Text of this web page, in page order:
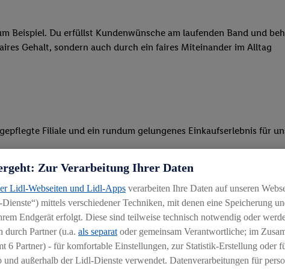
Beispiel. Du erfüllst Kundenwünsche am laufenden Band und
Gehalt, sondern auch durch ein faires Miteinander im Alltag
Filiale und ein rundum gelungenes Einkaufserlebnis für
Ware, beim Backen oder beim Kassieren mit unseren
begeisterst Kunden für das System und bietest Hilfestellung,
und stehst unseren Kunden mit Rat und Tat zur Verfügung
Zur Verarbeitung Ihrer Daten
Lidl-Webseiten und Lidl-Apps verarbeiten Ihre Daten auf unseren
mittels verschiedener Techniken, mit denen eine Speicherung
Endgerät erfolgt. Diese sind teilweise technisch notwendig oder
durch Partner (u.a. als separat oder gemeinsam Verantwortliche; im
6 Partner) - für komfortable Einstellungen, zur Statistik-Erstellung oder
und außerhalb der Lidl-Dienste verwendet. Datenverarbeitungen für